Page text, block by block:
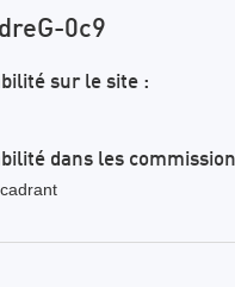
0c9
sur le site :
dans les